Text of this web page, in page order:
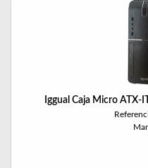
Iggual Caja Micro ATX-